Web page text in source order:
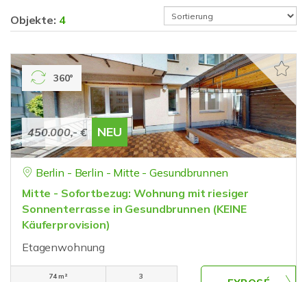
Objekte: 4
450.000,- € NEU
360°
Berlin - Berlin - Mitte - Gesundbrunnen
Mitte - Sofortbezug: Wohnung mit riesiger
Sonnenterrasse in Gesundbrunnen (KEINE
Käuferprovision)
Etagenwohnung
74 m²
3